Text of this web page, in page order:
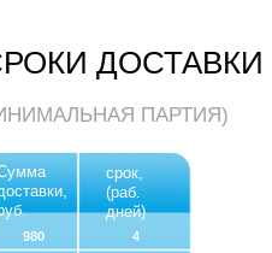
ДОСТАВКИ
ПАРТИЯ)
срок,
(раб.
дней)
980
4